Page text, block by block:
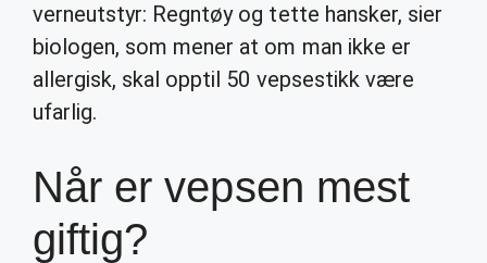
verneutstyr: Regntøy og tette hansker, sier
biologen, som mener at om man ikke er
allergisk, skal opptil 50 vepsestikk være
ufarlig.
Når er vepsen mest
giftig?